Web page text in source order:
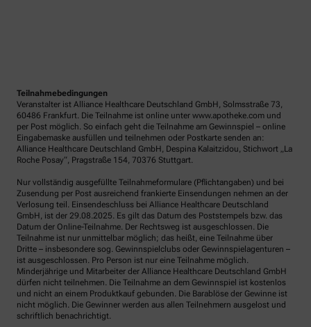
Teilnahmebedingungen
Veranstalter ist Alliance Healthcare Deutschland GmbH, Solmsstraße 73,
60486 Frankfurt. Die Teilnahme ist online unter www.apotheke.com und
per Post möglich. So einfach geht die Teilnahme am Gewinnspiel – online
Eingabemaske ausfüllen und teilnehmen oder Postkarte senden an:
Alliance Healthcare Deutschland GmbH, Despina Kalaitzidou, Stichwort „La
Roche Posay“, Pragstraße 154, 70376 Stuttgart.
Nur vollständig ausgefüllte Teilnahmeformulare (Pflichtangaben) und bei
Zusendung per Post ausreichend frankierte Einsendungen nehmen an der
Verlosung teil. Einsendeschluss bei Alliance Healthcare Deutschland
GmbH, ist der 29.08.2025. Es gilt das Datum des Poststempels bzw. das
Datum der Online-Teilnahme. Der Rechtsweg ist ausgeschlossen. Die
Teilnahme ist nur unmittelbar möglich; das heißt, eine Teilnahme über
Dritte – insbesondere sog. Gewinnspielclubs oder Gewinnspielagenturen –
ist ausgeschlossen. Pro Person ist nur eine Teilnahme möglich.
Minderjährige und Mitarbeiter der Alliance Healthcare Deutschland GmbH
dürfen nicht teilnehmen. Die Teilnahme an dem Gewinnspiel ist kostenlos
und nicht an einem Produktkauf gebunden. Die Barablöse der Gewinne ist
nicht möglich. Die Gewinner werden aus allen Teilnehmern ausgelost und
schriftlich benachrichtigt.